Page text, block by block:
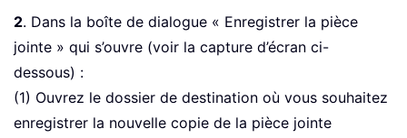
2. Dans la boîte de dialogue « Enregistrer la pièce
jointe » qui s’ouvre (voir la capture d’écran ci-
dessous) :
(1) Ouvrez le dossier de destination où vous souhaitez
enregistrer la nouvelle copie de la pièce jointe